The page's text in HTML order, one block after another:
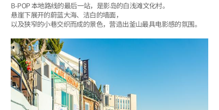
B-POP 本地路线的最后一站，是影岛的白浅滩文化村。
悬崖下展开的蔚蓝大海、洁白的墙面，
以及狭窄的小巷交织而成的景色，营造出釜山最具电影感的氛围。